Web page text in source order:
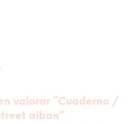
valorar “Cuaderno /
aiban”